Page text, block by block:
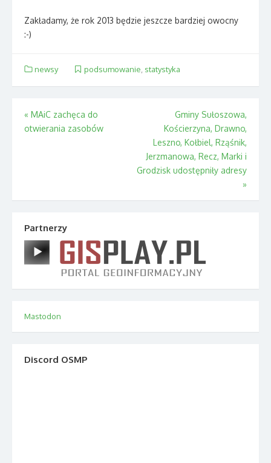
Zakładamy, że rok 2013 będzie jeszcze bardziej owocny
:-)
newsy podsumowanie statystyka
Nawigacja
wpisu
« MAiC zachęca do
otwierania zasobów
Gminy Sułoszowa,
Kościerzyna, Drawno,
Leszno, Kołbiel, Rząśnik,
Jerzmanowa, Recz, Marki i
Grodzisk udostępniły adresy
»
Partnerzy
Mastodon
Discord OSMP